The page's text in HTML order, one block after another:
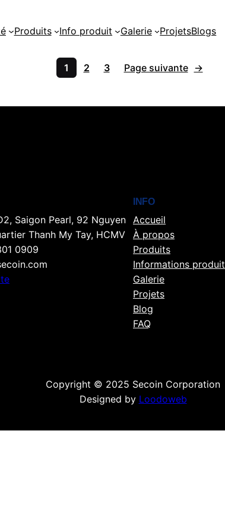
Produits Info produit Galerie ProjetsBlogs
1 2 3 Page suivante →
Saigon Pearl, 92 Nguyen
Thanh My Tay, HCMV
0909
INFO
Accueil
À propos
Produits
Informations produit
Galerie
Projets
Blog
FAQ
Copyright © 2025 Secoin Corporation
Designed by Loodoweb